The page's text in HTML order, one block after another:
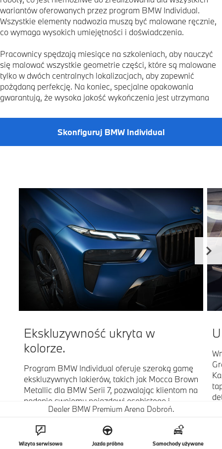
wariantów oferowanych przez program BMW Individual.
Wszystkie elementy nadwozia muszą być malowane ręcznie,
co wymaga wysokich umiejętności i doświadczenia.
Pracownicy spędzają miesiące na szkoleniach, aby nauczyć
się malować wszystkie geometrie części, które są malowane
tylko w dwóch centralnych lokalizacjach, aby zapewnić
pożądaną perfekcję. Na koniec, specjalne opakowania
gwarantują, że wysoka jakość wykończenia jest utrzymana
Skonfiguruj BMW Individual
Ekskluzywność ukryta w
kolorze.
Program BMW Individual oferuje szeroką gamę
ekskluzywnych lakierów, takich jak Mocca Brown
Metallic dla BMW Serii 7, pozwalając klientom na
nadanie swojemu pojazdowi osobistego i
unikatowego charakteru. Ręczne malowanie
zapewnia niezrównaną jakość i głębię koloru, co
czyni każdy samochód dziełem sztuki.
Indywidualizacja przez BMW Individual to
Dealer BMW Premium Arena Dobroń.
Wizyta serwisowa Jazda próbna Samochody używane